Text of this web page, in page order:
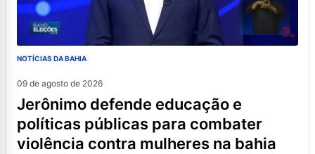
NOTÍCIAS DA BAHIA
09 de agosto de 2026
jerônimo defende educação e
políticas públicas para combater
violência contra mulheres na bahia